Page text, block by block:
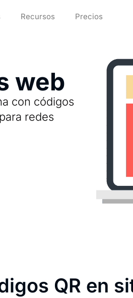
Recursos Precios
web
con códigos
redes
QR en